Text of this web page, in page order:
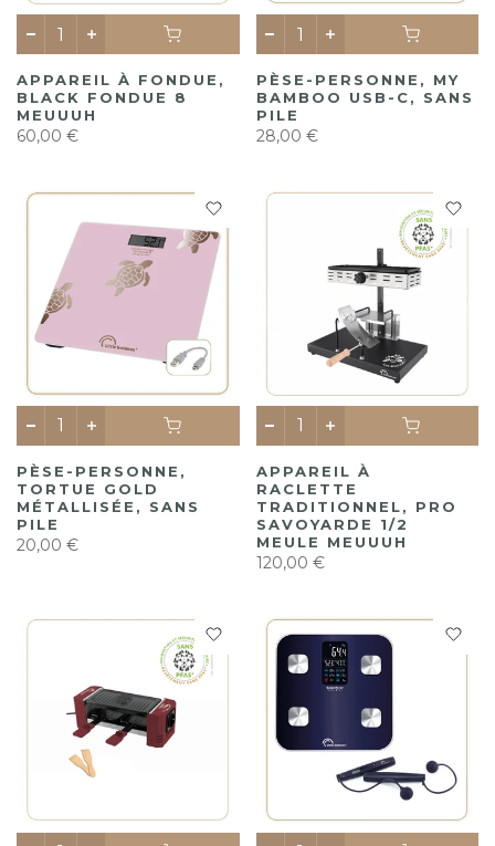
APPAREIL À FONDUE,
BLACK FONDUE 8
MEUUUH
60,00 €
PÈSE-PERSONNE, MY
BAMBOO USB-C, SANS
PILE
28,00 €
PÈSE-PERSONNE,
TORTUE GOLD
MÉTALLISÉE, SANS
PILE
20,00 €
APPAREIL À
RACLETTE
TRADITIONNEL, PRO
SAVOYARDE 1/2
MEULE MEUUUH
120,00 €